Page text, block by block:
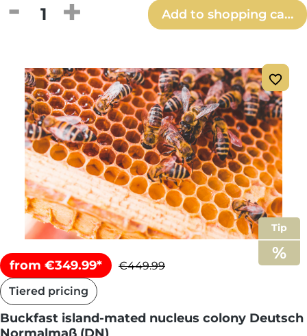
Product Quantity: Enter the desired
Add to shopping cart
Tip
from €349.99*
€449.99
Tiered pricing
Buckfast island-mated nucleus colony Deutsch